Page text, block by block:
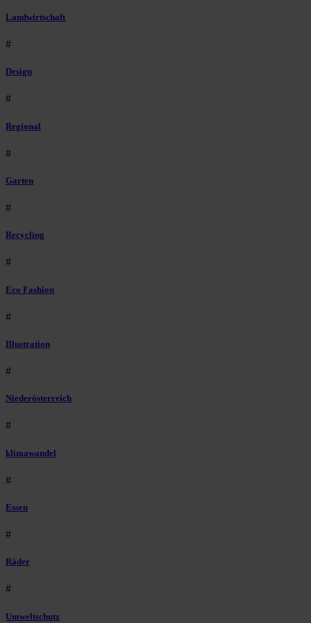
Landwirtschaft
#
Design
#
Regional
#
Garten
#
Recycling
#
Eco Fashion
#
Illustration
#
Niederösterreich
#
klimawandel
#
Essen
#
Räder
#
Umweltschutz